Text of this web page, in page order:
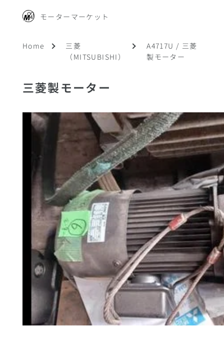
モーターマーケット
Home
三菱
（MITSUBISHI）
A4717U / 三菱
製モーター
三菱製モーター